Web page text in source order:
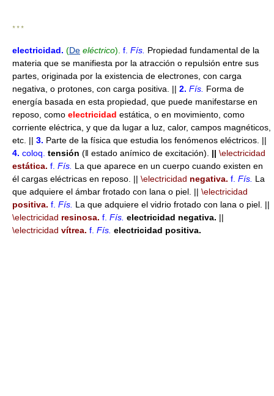
* * *
electricidad. (De eléctrico). f. Fís. Propiedad fundamental de la
materia que se manifiesta por la atracción o repulsión entre sus
partes, originada por la existencia de electrones, con carga
negativa, o protones, con carga positiva. || 2. Fís. Forma de
energía basada en esta propiedad, que puede manifestarse en
reposo, como electricidad estática, o en movimiento, como
corriente eléctrica, y que da lugar a luz, calor, campos magnéticos,
etc. || 3. Parte de la física que estudia los fenómenos eléctricos. ||
4. coloq. tensión (ǁ estado anímico de excitación). || \electricidad
estática. f. Fís. La que aparece en un cuerpo cuando existen en
él cargas eléctricas en reposo. || \electricidad negativa. f. Fís. La
que adquiere el ámbar frotado con lana o piel. || \electricidad
positiva. f. Fís. La que adquiere el vidrio frotado con lana o piel. ||
\electricidad resinosa. f. Fís. electricidad negativa. ||
\electricidad vítrea. f. Fís. electricidad positiva.